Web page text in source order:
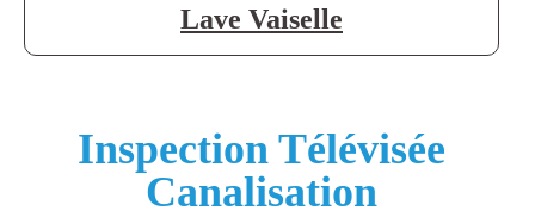
Lave Vaiselle
Inspection Télévisée
Canalisation